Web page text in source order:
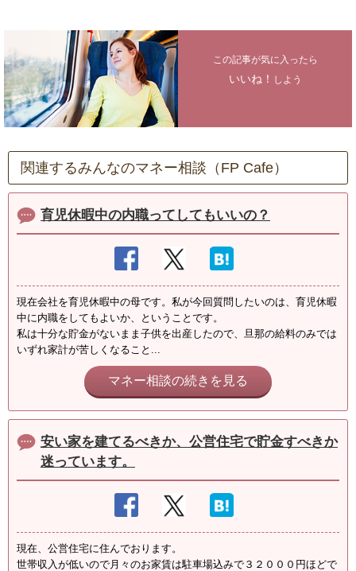
この記事が気に入ったら
いいね！ しよう
関連するみんなのマネー相談（FP Cafe）
育児休暇中の内職ってしてもいいの？
現在会社を育児休暇中の母です。私が今回質問したいのは、育児休暇
中に内職をしてもよいか、ということです。
私は十分な貯金がないまま子供を出産したので、旦那の給料のみでは
いずれ家計が苦しくなること...
マネー相談の続きを見る
安い家を建てるべきか、公営住宅で貯金すべきか
迷っています。
現在、公営住宅に住んでおります。
世帯収入が低いので月々のお家賃は駐車場込みで３２０００円ほどで